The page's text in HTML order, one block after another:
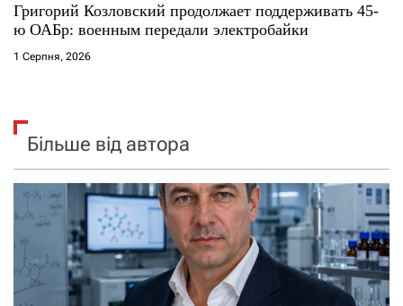
Григорий Козловский продолжает поддерживать 45-
ю ОАБр: военным передали электробайки
1 Серпня, 2026
Більше від автора